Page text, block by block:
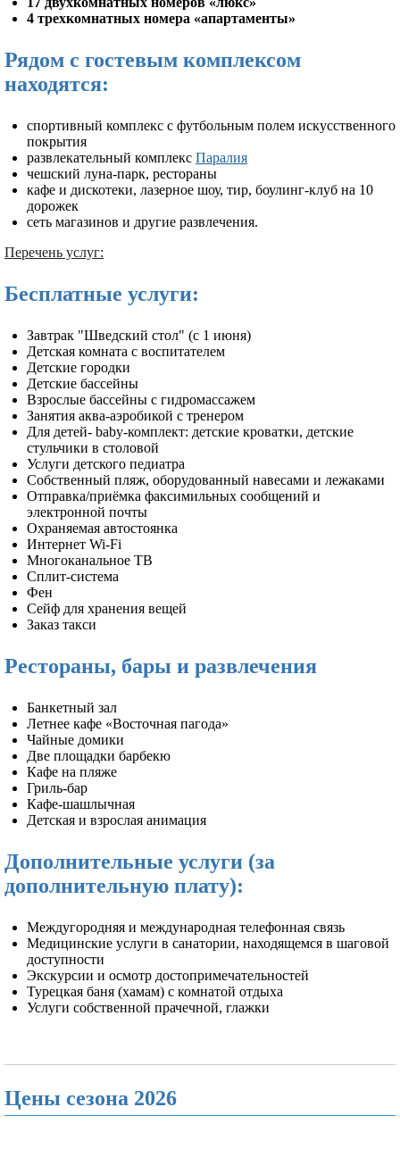
4 трехкомнатных номера «апартаменты»
Рядом с гостевым комплексом
находятся:
спортивный комплекс с футбольным полем искусственного
покрытия
развлекательный комплекс Паралия
чешский луна-парк, рестораны
кафе и дискотеки, лазерное шоу, тир, боулинг-клуб на 10
дорожек
сеть магазинов и другие развлечения.
Перечень услуг:
Бесплатные услуги:
Завтрак "Шведский стол" (с 1 июня)
Детская комната с воспитателем
Детские городки
Детские бассейны
Взрослые бассейны с гидромассажем
Занятия аква-аэробикой с тренером
Для детей- baby-комплект: детские кроватки, детские
стульчики в столовой
Услуги детского педиатра
Собственный пляж, оборудованный навесами и лежаками
Отправка/приёмка факсимильных сообщений и
электронной почты
Охраняемая автостоянка
Интернет Wi-Fi
Многоканальное ТВ
Сплит-система
Фен
Сейф для хранения вещей
Заказ такси
Рестораны, бары и развлечения
Банкетный зал
Летнее кафе «Восточная пагода»
Чайные домики
Две площадки барбекю
Кафе на пляже
Гриль-бар
Кафе-шашлычная
Детская и взрослая анимация
Дополнительные услуги (за
дополнительную плату):
Междугородняя и международная телефонная связь
Медицинские услуги в санатории, находящемся в шаговой
доступности
Экскурсии и осмотр достопримечательностей
Турецкая баня (хамам) с комнатой отдыха
Услуги собственной прачечной, глажки
Цены сезона 2026